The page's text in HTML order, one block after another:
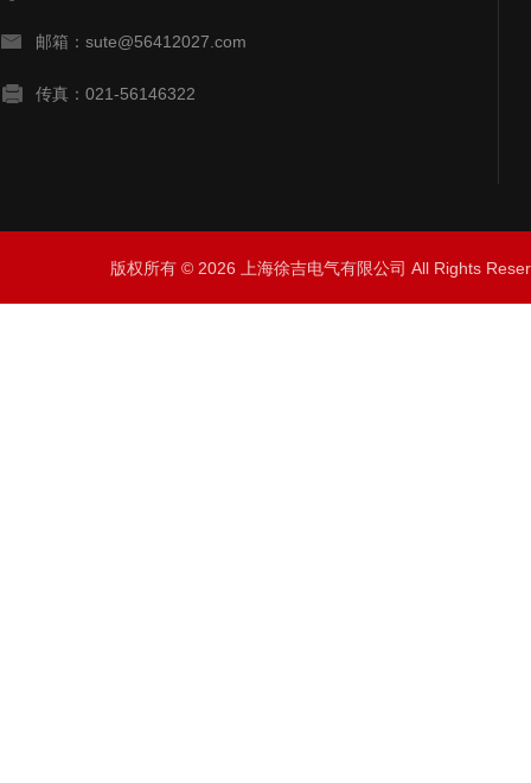
邮箱：sute@56412027.com
传真：021-56146322
版权所有 © 2026 上海徐吉电气有限公司 All Rights